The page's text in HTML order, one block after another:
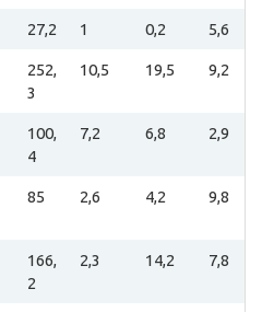
27,2 1 0,2 5,6
252,
3
10,5 19,5 9,2
100,
4
7,2 6,8 2,9
85 2,6 4,2 9,8
166,
2
2,3 14,2 7,8